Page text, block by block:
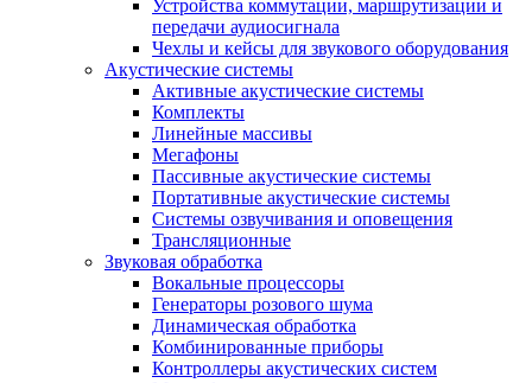
Устройства коммутации, маршрутизации и
передачи аудиосигнала
Чехлы и кейсы для звукового оборудования
Акустические системы
Активные акустические системы
Комплекты
Линейные массивы
Мегафоны
Пассивные акустические системы
Портативные акустические системы
Системы озвучивания и оповещения
Трансляционные
Звуковая обработка
Вокальные процессоры
Генераторы розового шума
Динамическая обработка
Комбинированные приборы
Контроллеры акустических систем